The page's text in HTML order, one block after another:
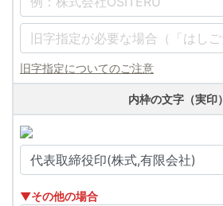
旧字指定についてのご注意
内枠の文字（実印）
▼その他の場合